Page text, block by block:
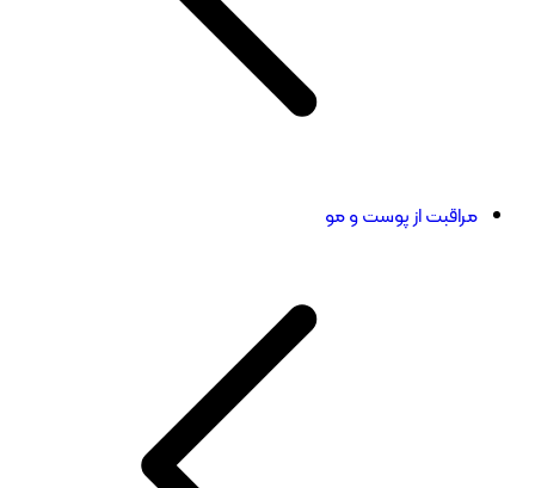
مراقبت از پوست و مو